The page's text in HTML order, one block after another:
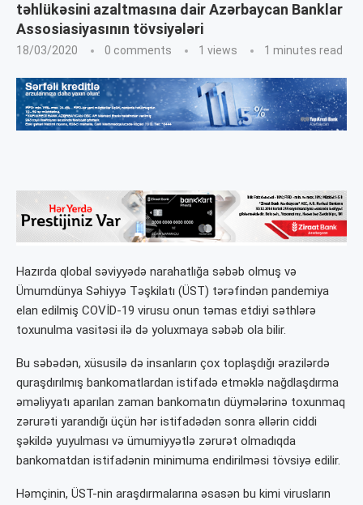
təhlükəsini azaltmasına dair Azərbaycan Banklar
Assosiasiyasının tövsiyələri
18/03/2020 0 comments 1 views 1 minutes read
Hazırda qlobal səviyyədə narahatlığa səbəb olmuş və
Ümumdünya Səhiyyə Təşkilatı (ÜST) tərəfindən pandemiya
elan edilmiş COVİD-19 virusu onun təmas etdiyi səthlərə
toxunulma vasitəsi ilə də yoluxmaya səbəb ola bilir.
Bu səbədən, xüsusilə də insanların çox toplaşdığı ərazilərdə
quraşdırılmış bankomatlardan istifadə etməklə nağdlaşdırma
əməliyyatı aparılan zaman bankomatın düymələrinə toxunmaq
zərurəti yarandığı üçün hər istifadədən sonra əllərin ciddi
şəkildə yuyulması və ümumiyyətlə zərurət olmadıqda
bankomatdan istifadənin minimuma endirilməsi tövsiyə edilir.
Həmçinin, ÜST-nin araşdırmalarına əsasən bu kimi virusların